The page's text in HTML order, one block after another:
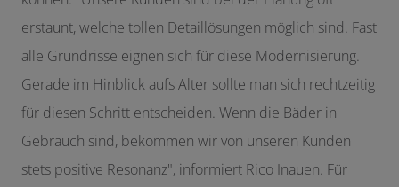
erstaunt, welche tollen Detaillösungen möglich sind. Fast
alle Grundrisse eignen sich für diese Modernisierung.
Gerade im Hinblick aufs Alter sollte man sich rechtzeitig
für diesen Schritt entscheiden. Wenn die Bäder in
Gebrauch sind, bekommen wir von unseren Kunden
stets positive Resonanz", informiert Rico Inauen. Für